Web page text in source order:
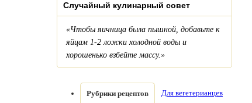
Случайный кулинарный совет
«Чтобы яичница была пышной, добавьте к
яйцам 1-2 ложки холодной воды и
хорошенько взбейте массу.»
Рубрики рецептов Для вегетерианцев